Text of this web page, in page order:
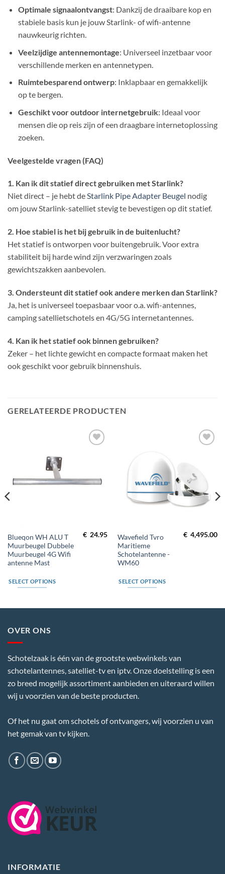
Optimale signaalontvangst: Dankzij de draaibare kop en
stabiele basis kun je jouw Starlink- of wifi-antenne
nauwkeurig richten.
Veelzijdige antennemontage: Universeel inzetbaar voor
verschillende merken en antennetypen.
Ruimtebesparend ontwerp: Inklapbaar en gemakkelijk
op te bergen.
Geschikt voor outdoor internetgebruik: Ideaal voor
mensen die op reis zijn of een draagbare internetoplossing
zoeken.
Veelgestelde vragen (FAQ)
1. Kan ik dit statief direct gebruiken met Starlink?
Niet direct – je hebt deStarlink Pipe Adapter Beugel nodig
om jouw Starlink-satelliet stevig te bevestigen op dit statief.
2. Hoe stabiel is het bij gebruik in de buitenlucht?
Het statief is ontworpen voor buitengebruik. Voor extra
stabiliteit bij harde wind zijn verzwaringen zoals
gewichtszakken aanbevolen.
3. Ondersteunt dit statief ook andere merken dan Starlink?
Ja, het is universeel toepasbaar voor o.a. wifi-antennes,
camping satellietschotels en 4G/5G internetantennes.
4. Kan ik het statief ook binnen gebruiken?
Zeker – het lichte gewicht en compacte formaat maken het
ook geschikt voor gebruik binnenshuis.
GERELATEERDE PRODUCTEN
Blueqon WH ALU T
Muurbeugel Dubbele
Muurbeugel 4G Wifi
antenne Mast
€ 24.95
SELECT OPTIONS
Wavefield Tvro
Maritieme
Schotelantenne -
WM60
€ 4,495.00
SELECT OPTIONS
OVER ONS
Schotelzaak is één van de grootste webwinkels van
schotelantennes, satelliet-tv en iptv. Onze doelstelling is een
zo breed mogelijk assortiment aanbieden en uiteraard willen
wij u voorzien van de beste producten.
Of het nu gaat om schotels of ontvangers, wij voorzien u van
het gemak van tv kijken.
INFORMATIE